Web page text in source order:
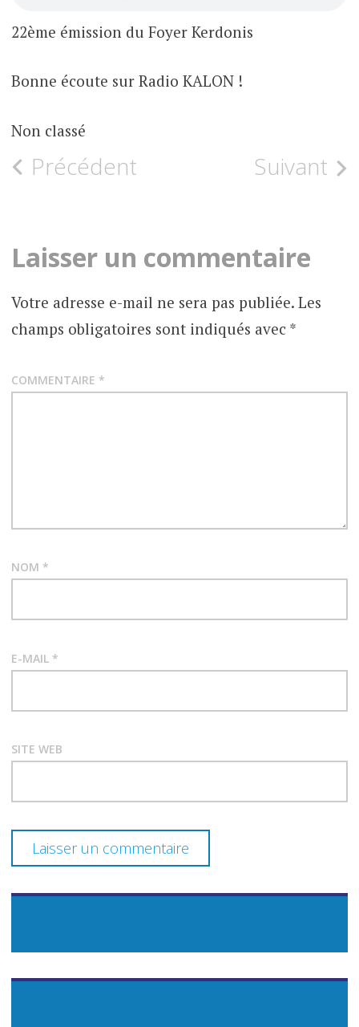
22ème émission du Foyer Kerdonis
Bonne écoute sur Radio KALON !
Non classé
Navigation
articles
Précédent Suivant
Laisser un commentaire
Votre adresse e-mail ne sera pas publiée. Les
champs obligatoires sont indiqués avec *
COMMENTAIRE *
NOM *
E-MAIL *
SITE WEB